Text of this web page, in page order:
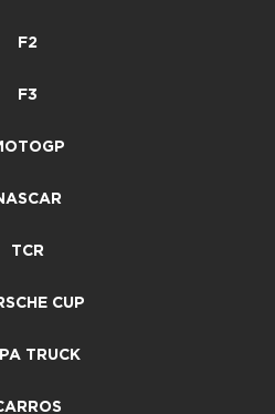
F2
F3
TCR
CUP
TRUCK